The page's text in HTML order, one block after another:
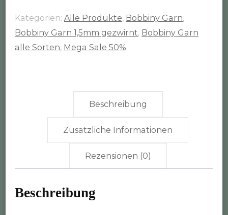
Rolle
(1,5mm
Kategorien: Alle Produkte, Bobbiny Garn,
Bobbiny Garn 1,5mm gezwirnt, Bobbiny Garn
alle Sorten, Mega Sale 50%
Beschreibung
Zusätzliche Informationen
Rezensionen (0)
Beschreibung